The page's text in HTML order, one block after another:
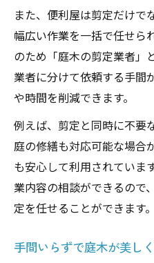
また、便利屋は剪定だけで
幅広い作業を一括で任せら
のため「庭木の剪定業者」
業者に分けて依頼する手間
や時間を削減できます。
例えば、剪定と同時に不要
庭の修繕も対応可能な場合
も安心して利用されていま
業内容の相談ができるので
定を任せることができます。
手間いらずで庭木が美し